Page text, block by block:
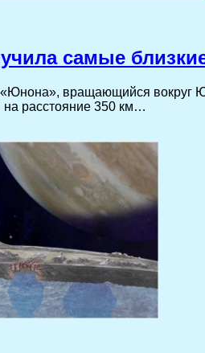
самые
«Юнона», вращающийся вокруг
на расстояние 350 км…